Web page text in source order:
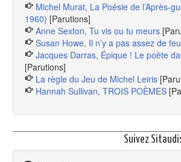
Michel Murat, La Poésie de l’Après-
1960) [Parutions]
Anne Sexton, Tu vis ou tu meurs
Susan Howe, Il n’y a pas assez de
Jacques Darras, Épique ! Le poète
[Parutions]
La règle du Jeu de Michel Leiris
Hannah Sullivan, TROIS POÈMES
Suivez